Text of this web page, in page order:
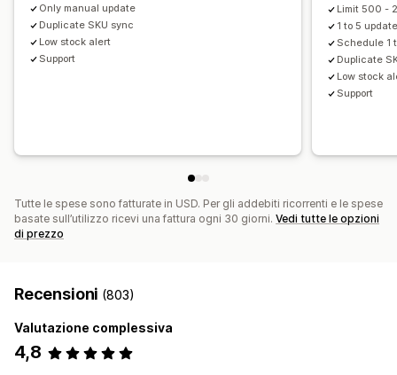
Only manual update
Duplicate SKU sync
Low stock alert
Support
Limit 500 -
1 to 5
Schedule 1
Duplicate
Low stock
Support
Tutte le spese sono fatturate in USD. Per gli addebiti ricorrenti e le spese
basate sull’utilizzo ricevi una fattura ogni 30 giorni. Vedi tutte le opzioni
di prezzo
Recensioni (803)
Valutazione complessiva
4,8